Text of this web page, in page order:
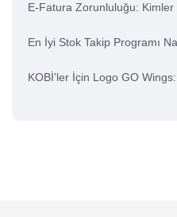
E-Fatura Zorunluluğu:
En İyi Stok Takip Programı
KOBİ’ler İçin Logo GO